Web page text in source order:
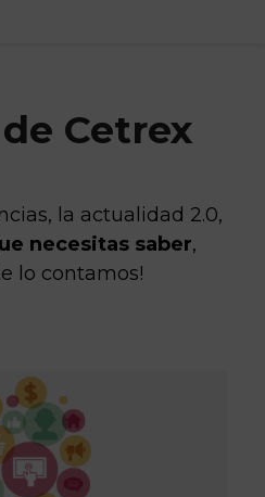
Cetrex
la actualidad 2.0,
necesitas saber,
lo contamos!